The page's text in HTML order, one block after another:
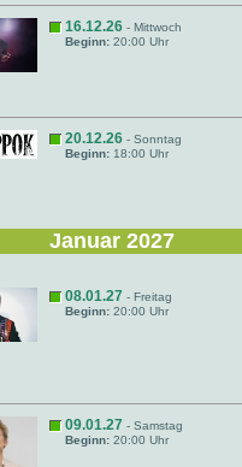
16.12.26 - Mittwoch
Beginn: 20:00 Uhr
20.12.26 - Sonntag
Beginn: 18:00 Uhr
Januar 2027
08.01.27 - Freitag
Beginn: 20:00 Uhr
09.01.27 - Samstag
Beginn: 20:00 Uhr